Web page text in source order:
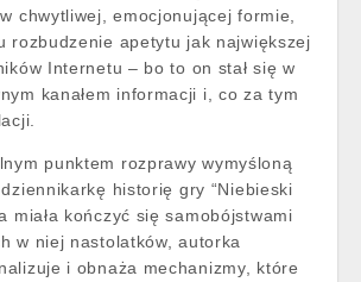
chwytliwej, emocjonującej formie,
rozbudzenie apetytu jak największej
Internetu – bo to on stał się w
kanałem informacji i, co za tym
punktem rozprawy wymyśloną
historię gry “Niebieski
miała kończyć się samobójstwami
w niej nastolatków, autorka
i obnaża mechanizmy, które